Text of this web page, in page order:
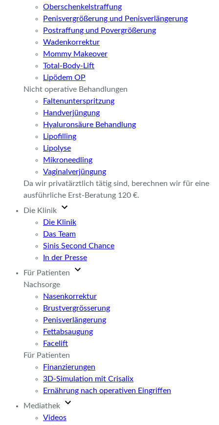
Oberschenkelstraffung
Penisvergrößerung und Penisverlängerung
Postraffung und Povergrößerung
Wadenkorrektur
Mommy Makeover
Total-Body-Lift
Lipödem OP
Nicht operative Behandlungen
Faltenunterspritzung
Handverjüngung
Hyaluronsäure Behandlung
Lipofilling
Lipolyse
Mikroneedling
Vaginalverjüngung
Da wir privatärztlich tätig sind, berechnen wir für eine
ausführliche Erst-Beratung 120 €.
Die Klinik
Die Klinik
Das Team
Sinis Second Chance
In der Presse
Für Patienten
Nachsorge
Nasenkorrektur
Brustvergrösserung
Penisverlängerung
Fettabsaugung
Facelift
Für Patienten
Finanzierungen
3D-Simulation mit Crisalix
Ernährung nach operativen Eingriffen
Mediathek
Videos